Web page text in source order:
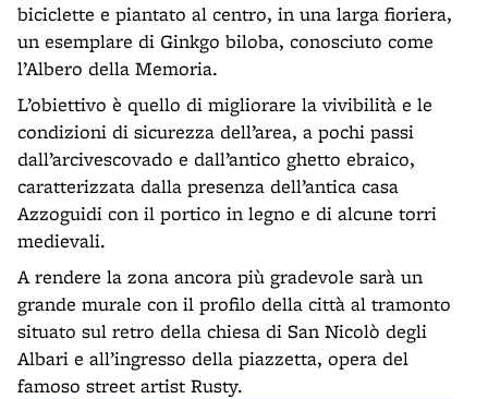
biciclette e piantato al centro, in una larga fioriera,
un esemplare di Ginkgo biloba, conosciuto come
l’Albero della Memoria.
L’obiettivo è quello di migliorare la vivibilità e le
condizioni di sicurezza dell’area, a pochi passi
dall’arcivescovado e dall’antico ghetto ebraico,
caratterizzata dalla presenza dell’antica casa
Azzoguidi con il portico in legno e di alcune torri
medievali.
A rendere la zona ancora più gradevole sarà un
grande murale con il profilo della città al tramonto
situato sul retro della chiesa di San Nicolò degli
Albari e all’ingresso della piazzetta, opera del
famoso street artist Rusty.